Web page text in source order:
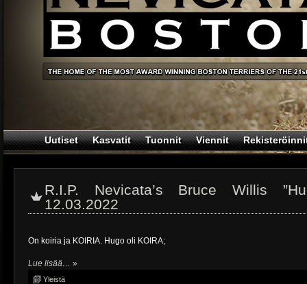
Uutiset Kasvatit Tuonnit Viennit
R.I.P. Nevicata’s Bruce Willis
12.03.2022
On koiria ja KOIRIA. Hugo oli KOIRA;
Lue lisää… »
Yleistä